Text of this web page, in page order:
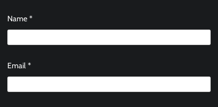
Name *
Email *